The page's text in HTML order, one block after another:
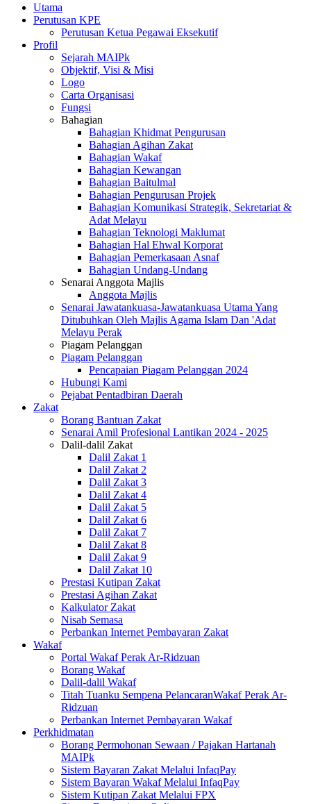
Utama
Perutusan KPE
Perutusan Ketua Pegawai Eksekutif
Profil
Sejarah MAIPk
Objektif, Visi & Misi
Logo
Carta Organisasi
Fungsi
Bahagian
Bahagian Khidmat Pengurusan
Bahagian Agihan Zakat
Bahagian Wakaf
Bahagian Kewangan
Bahagian Baitulmal
Bahagian Pengurusan Projek
Bahagian Komunikasi Strategik, Sekretariat &
Adat Melayu
Bahagian Teknologi Maklumat
Bahagian Hal Ehwal Korporat
Bahagian Pemerkasaan Asnaf
Bahagian Undang-Undang
Senarai Anggota Majlis
Anggota Majlis
Senarai Jawatankuasa-Jawatankuasa Utama Yang
Ditubuhkan Oleh Majlis Agama Islam Dan 'Adat
Melayu Perak
Piagam Pelanggan
Piagam Pelanggan
Pencapaian Piagam Pelanggan 2024
Hubungi Kami
Pejabat Pentadbiran Daerah
Zakat
Borang Bantuan Zakat
Senarai Amil Profesional Lantikan 2024 - 2025
Dalil-dalil Zakat
Dalil Zakat 1
Dalil Zakat 2
Dalil Zakat 3
Dalil Zakat 4
Dalil Zakat 5
Dalil Zakat 6
Dalil Zakat 7
Dalil Zakat 8
Dalil Zakat 9
Dalil Zakat 10
Prestasi Kutipan Zakat
Prestasi Agihan Zakat
Kalkulator Zakat
Nisab Semasa
Perbankan Internet Pembayaran Zakat
Wakaf
Portal Wakaf Perak Ar-Ridzuan
Borang Wakaf
Dalil-dalil Wakaf
Titah Tuanku Sempena PelancaranWakaf Perak Ar-
Ridzuan
Perbankan Internet Pembayaran Wakaf
Perkhidmatan
Borang Permohonan Sewaan / Pajakan Hartanah
MAIPk
Sistem Bayaran Zakat Melalui InfaqPay
Sistem Bayaran Wakaf Melalui InfaqPay
Sistem Kutipan Zakat Melalui FPX